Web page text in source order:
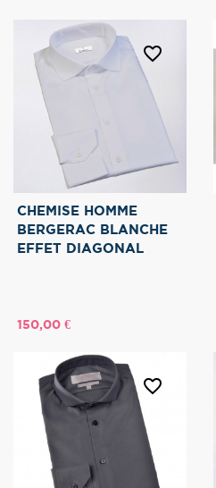
CHEMISE HOMME
BERGERAC BLANCHE
EFFET DIAGONAL
favorite_border
Prix
150,00 €
favorite_border